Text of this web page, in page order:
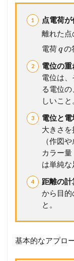
メ
ン
ー
シ
ッ
プ
が
必
で
す
点電荷
離れた点
電荷qの
電位の
電位は
る電位
しいこと
電位と
大きさ
（作図
カラー
は単純な
距離の計
から目的
と。
基本的なアプロ